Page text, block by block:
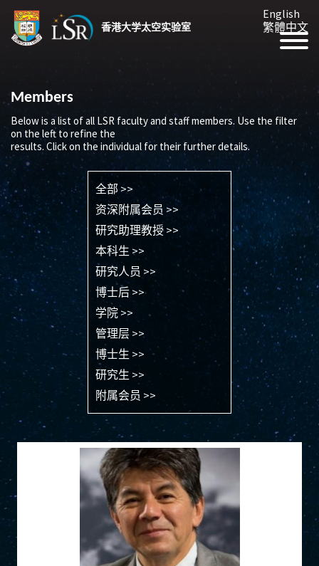
香港大学太空实验室
English
繁體中文
Members
Below is a list of all LSR faculty and staff members. Use the filter
on the left to refine the
results. Click on the individual for their further details.
全部 >>
资深附属会员 >>
研究助理教授 >>
本科生 >>
研究人员 >>
博士后 >>
学院 >>
管理层 >>
博士生 >>
研究生 >>
附属会员 >>